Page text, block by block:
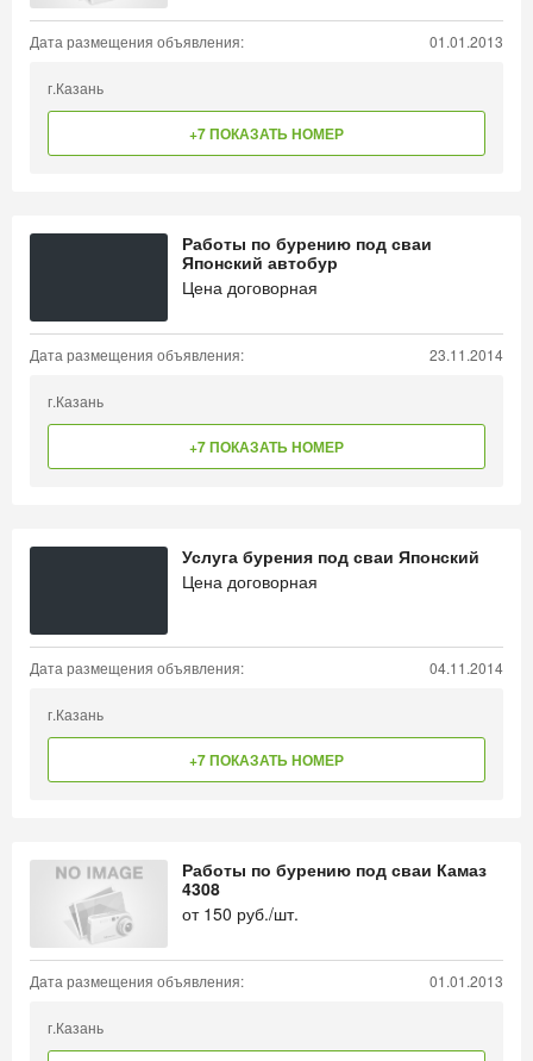
Дата размещения объявления: 01.01.2013
г.Казань
+7 ПОКАЗАТЬ НОМЕР
Работы по бурению под сваи
Японский автобур
Цена договорная
Дата размещения объявления: 23.11.2014
г.Казань
+7 ПОКАЗАТЬ НОМЕР
Услуга бурения под сваи Японский
Цена договорная
Дата размещения объявления: 04.11.2014
г.Казань
+7 ПОКАЗАТЬ НОМЕР
Работы по бурению под сваи Камаз
4308
от 150 руб./шт.
Дата размещения объявления: 01.01.2013
г.Казань